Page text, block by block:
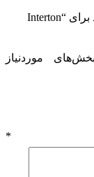
اولین نفری باشید که دیدگاهی را ارسال می کنید برای “Interton
بخش‌های موردنیاز
*